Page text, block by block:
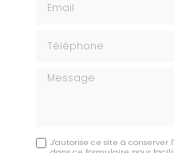
Message
J'autorise ce site à conserver